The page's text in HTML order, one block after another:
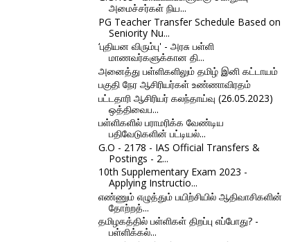
அமைச்சர்கள் நிய...
PG Teacher Transfer Schedule Based on
Seniority Nu...
‘புதியன விரும்பு' - அரசு பள்ளி
மாணவர்களுக்கான தி...
அனைத்து பள்ளிகளிலும் தமிழ் இனி கட்டாயம்
பகுதி நேர ஆசிரியர்கள் உண்ணாவிரதம்
பட்டதாரி ஆசிரியர் கலந்தாய்வு (26.05.2023)
ஒத்திவைப...
பள்ளிகளில் பராமரிக்க வேண்டிய
பதிவேடுகளின் பட்டியல்...
G.O - 2178 - IAS Official Transfers &
Postings - 2...
10th Supplementary Exam 2023 -
Applying Instructio...
எண்ணும் எழுத்தும் பயிற்சியில் ஆதிவாசிகளின்
தோற்றத்...
தமிழகத்தில் பள்ளிகள் திறப்பு எப்போது? -
பள்ளிக்கல்...